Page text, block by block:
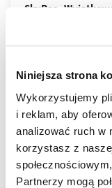
Niniejsza strona
Wykorzystujemy
i reklam, aby
analizować ruch w
korzystasz z
Partnerzy mogą
SkyRes.
Rzeszowa jest
wielkomiejski
spełnią
klientów.
DOWIEDZ SIĘ
ZALETY
piękne